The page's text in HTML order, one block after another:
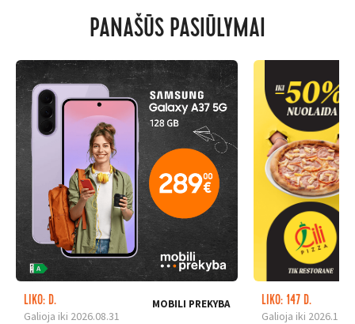
PANAŠŪS PASIŪLYMAI
LIKO: D.
Galioja iki 2026.08.31
MOBILI PREKYBA
LIKO: 147 D.
Galioja iki